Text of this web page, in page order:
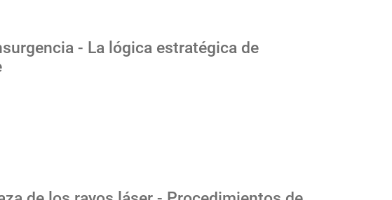
- La lógica estratégica de